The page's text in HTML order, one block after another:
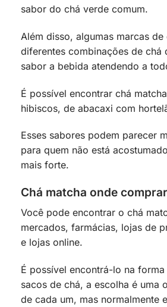
sabor do chá verde comum.
Além disso, algumas marcas de
diferentes combinações de chá
sabor a bebida atendendo a
É possível encontrar chá
hibiscos, de abacaxi com
Esses sabores podem parecer
para quem não está
mais forte.
Chá matcha onde
Você pode encontrar o chá
mercados, farmácias, lojas de
e lojas online.
É possível encontrá-lo na
sacos de chá, a escolha é uma
de cada um, mas normalmente